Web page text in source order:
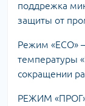
поддрежка
защиты от
Режим «ECO»
температуры
сокращении
РЕЖИМ «ПРОГ»